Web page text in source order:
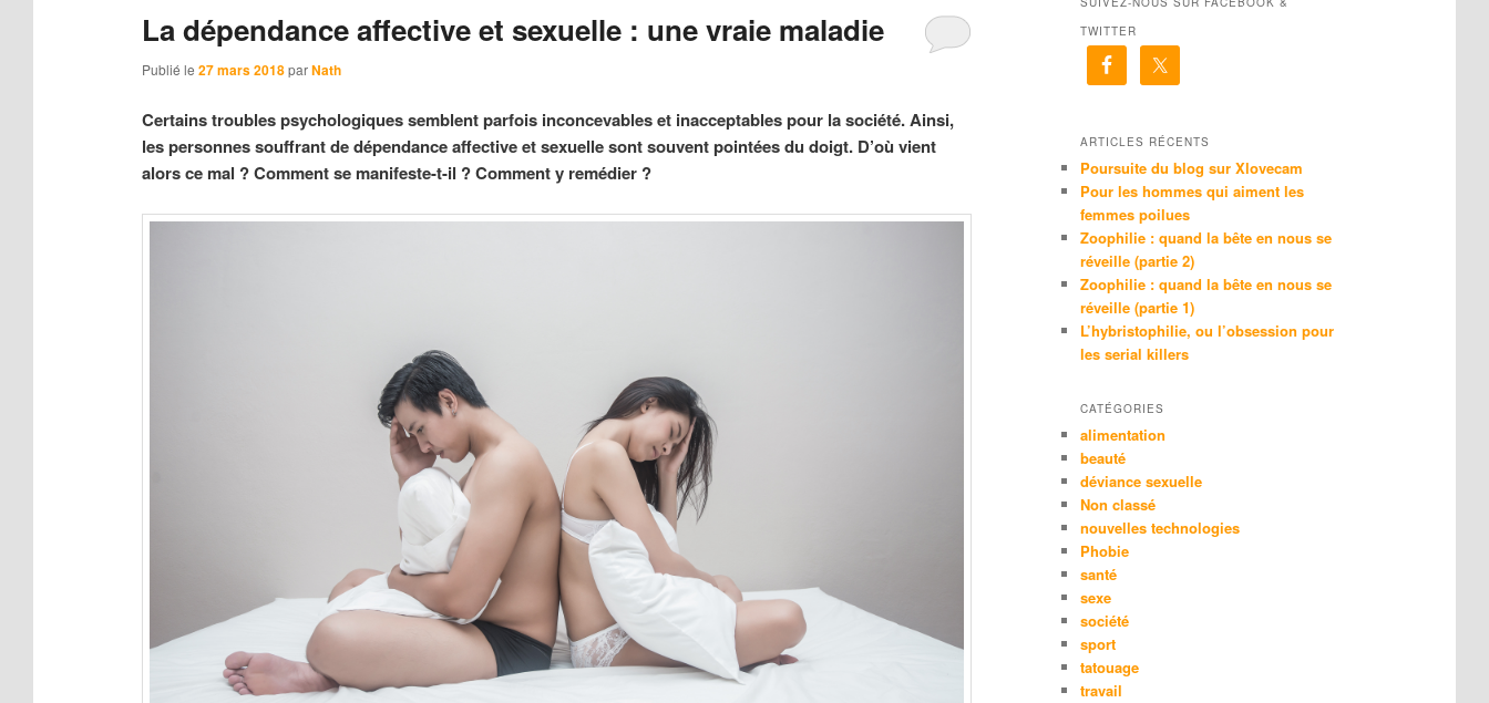
La dépendance affective et sexuelle : une vraie maladie
Publié le 27 mars 2018 parNath
Certains troubles psychologiques semblent parfois inconcevables et inacceptables pour la société. Ainsi,
les personnes souffrant de dépendance affective et sexuelle sont souvent pointées du doigt. D’où vient
alors ce mal ? Comment se manifeste-t-il ? Comment y remédier ?
h
e
h
TWITTER
ARTICLES RÉCENTS
Poursuite du blog sur Xlovecam
Pour les hommes qui aiment les
femmes poilues
Zoophilie : quand la bête en nous se
réveille (partie 2)
Zoophilie : quand la bête en nous se
réveille (partie 1)
L’hybristophilie, ou l’obsession pour
les serial killers
CATÉGORIES
alimentation
beauté
déviance sexuelle
Non classé
nouvelles technologies
Phobie
santé
sexe
société
sport
tatouage
travail